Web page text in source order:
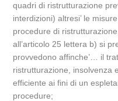
quadri di ristrutturazione
interdizioni) altresi’ le
procedure di
all’articolo 25 lettera b) si
provvedono affinche’… il
ristrutturazione, insolvenza
efficiente ai fini di un
procedure;